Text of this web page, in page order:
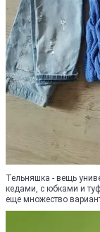
Тельняшка - вещь
кедами, с юбками и
еще множество